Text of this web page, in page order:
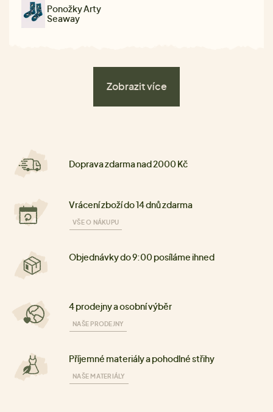
Ponožky Arty
Seaway
Zobrazit více
Doprava zdarma nad 2000 Kč
Vrácení zboží do 14 dnů zdarma
VŠE O NÁKUPU
Objednávky do 9:00 posíláme ihned
4 prodejny a osobní výběr
NAŠE PRODEJNY
Příjemné materiály a pohodlné střihy
NAŠE MATERIÁLY